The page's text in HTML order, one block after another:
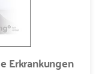
Erkrankungen